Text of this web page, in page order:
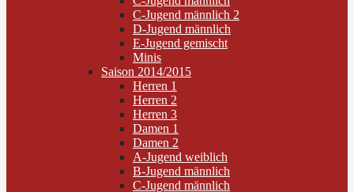
C-Jugend männlich 2
D-Jugend männlich
E-Jugend gemischt
Minis
Saison 2014/2015
Herren 1
Herren 2
Herren 3
Damen 1
Damen 2
A-Jugend weiblich
B-Jugend männlich
C-Jugend männlich